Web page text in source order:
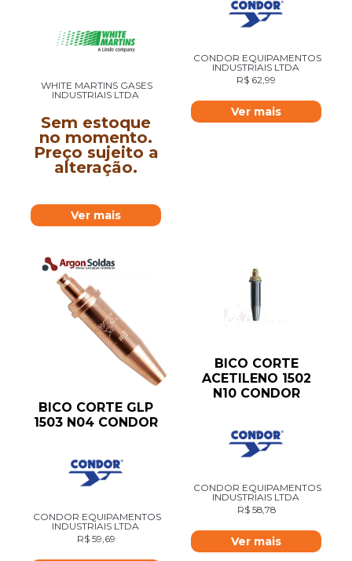
WHITE MARTINS GASES
INDUSTRIAIS LTDA
Sem estoque
no momento.
Preço sujeito a
alteração.
Ver mais
CONDOR EQUIPAMENTOS
INDUSTRIAIS LTDA
R$ 62,99
Ver mais
BICO CORTE GLP
1503 N04 CONDOR
CONDOR EQUIPAMENTOS
INDUSTRIAIS LTDA
R$59,69
BICO CORTE
ACETILENO 1502
N10 CONDOR
CONDOR EQUIPAMENTOS
INDUSTRIAIS LTDA
R$58,78
Ver mais